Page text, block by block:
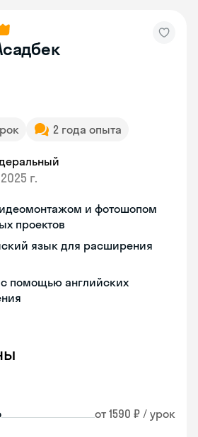
2 года опыта
2025 г.
и фотошопом
проектов
язык для расширения
помощью английских
от 1590 ₽ / урок